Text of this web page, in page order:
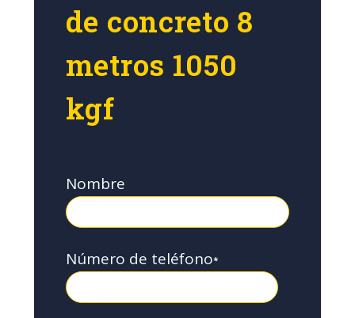
de concreto 8
metros 1050
kgf
Nombre
Número de teléfono*